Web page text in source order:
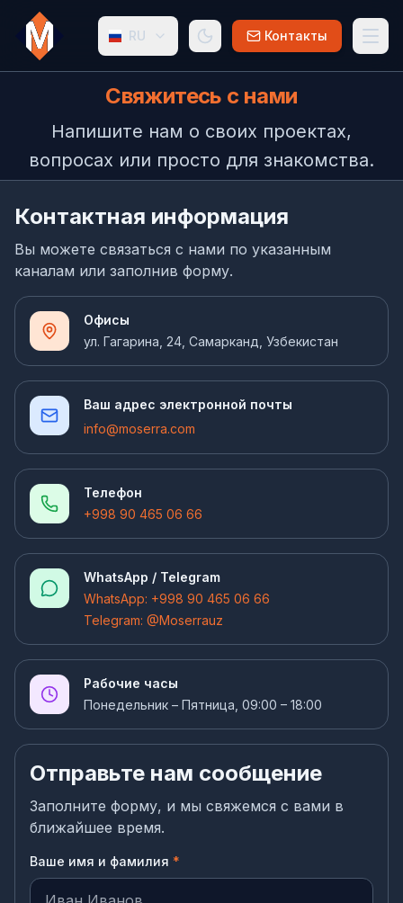
RU Контакты
Свяжитесь с нами
Напишите нам о своих проектах,
вопросах или просто для знакомства.
Контактная информация
Вы можете связаться с нами по указанным
каналам или заполнив форму.
Офисы
ул. Гагарина, 24, Самарканд, Узбекистан
Ваш адрес электронной почты
info@moserra.com
Телефон
+998 90 465 06 66
WhatsApp / Telegram
WhatsApp: +998 90 465 06 66
Telegram: @Moserrauz
Рабочие часы
Понедельник – Пятница, 09:00 – 18:00
Отправьте нам сообщение
Заполните форму, и мы свяжемся с вами в
ближайшее время.
Ваше имя и фамилия *